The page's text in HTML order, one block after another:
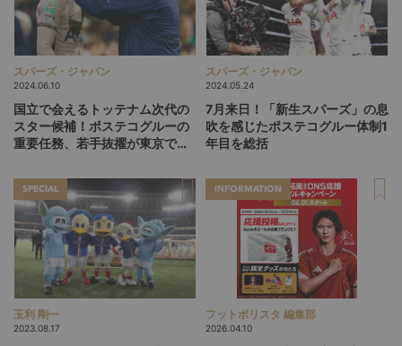
スパーズ・ジャパン
2024.06.10
国立で会えるトッテナム次代の
スター候補！ポステコグルーの
重要任務、若手抜擢が東京で始
スパーズ・ジャパン
2024.05.24
7月来日！「新生スパーズ」の息
吹を感じたポステコグルー体制1
年目を総括
SPECIAL
玉利 剛一
2023.08.17
INFORMATION
フットボリスタ 編集部
2026.04.10